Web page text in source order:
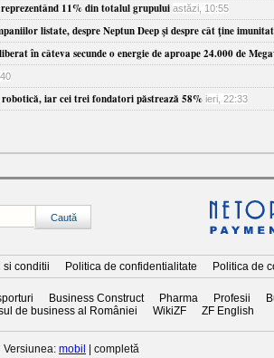
11% din totalul grupului astăzi, 10:55
listate, despre Neptun Deep şi despre cât ţine
în câteva secunde o energie de aproape 24.000 de
iar cei trei fondatori păstrează 58% ieri, 22:33
si conditii Politica de confidentialitate Politica de
Business Construct Pharma Profesii
de business al României WikiZF ZF English
Versiunea: mobil | completă